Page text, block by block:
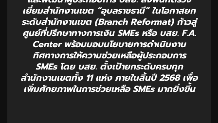
เยี่ยมสำนักงานเขต “อุบลราชธานี” ในโอกาสยก
ระดับสำนักงานเขต (Branch Reformat) ก้าวสู่
ศูนย์ที่ปรึกษาทางการเงิน SMEs หรือ บสย. F.A.
Center พร้อมมอบนโยบายการดำเนินงาน
ทิศทางการให้ความช่วยเหลือผู้ประกอบการ
SMEs โดย บสย. ตั้งเป้ายกระดับครบทุก
สำนักงานเขตทั้ง 11 แห่ง ภายในสิ้นปี 2568 เพื่อ
เพิ่มศักยภาพในการช่วยเหลือ SMEs มากยิ่งขึ้น